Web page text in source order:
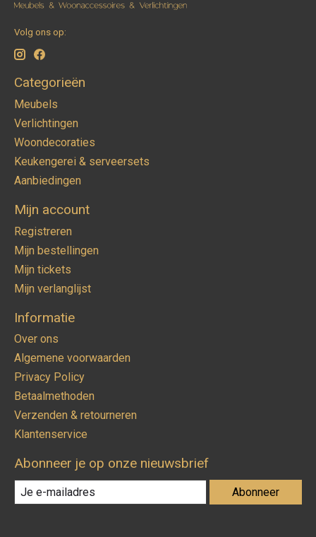
Volg ons op:
Categorieën
Meubels
Verlichtingen
Woondecoraties
Keukengerei & serveersets
Aanbiedingen
Mijn account
Registreren
Mijn bestellingen
Mijn tickets
Mijn verlanglijst
Informatie
Over ons
Algemene voorwaarden
Privacy Policy
Betaalmethoden
Verzenden & retourneren
Klantenservice
Abonneer je op onze nieuwsbrief
Abonneer